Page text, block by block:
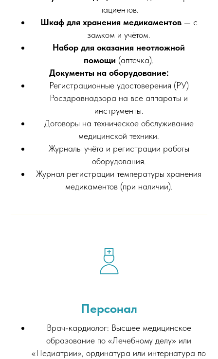
пациентов.
Шкаф для хранения медикаментов— с
замком и учётом.
Набор для оказания неотложной
помощи (аптечка).
Документы на оборудование:
Регистрационные удостоверения (РУ)
Росздравнадзора на все аппараты и
инструменты.
Договоры на техническое обслуживание
медицинской техники.
Журналы учёта и регистрации работы
оборудования.
Журнал регистрации температуры хранения
медикаментов (при наличии).
Персонал
Врач-кардиолог: Высшее медицинское
образование по «Лечебному делу» или
«Педиатрии», ординатура или интернатура по